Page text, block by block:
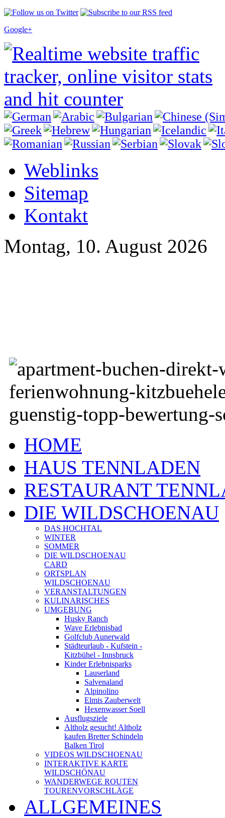
Google+
Weblinks
Sitemap
Kontakt
Montag, 10. August 2026
HOME
HAUS TENNLADEN
RESTAURANT
DIE WILDSCHOENAU
DAS HOCHTAL
WINTER
SOMMER
DIE WILDSCHOENAU
CARD
ORTSPLAN
WILDSCHOENAU
VERANSTALTUNGEN
KULINARISCHES
UMGEBUNG
Husky Ranch
Wave Erlebnisbad
Golfclub Aunerwald
Städteurlaub - Kufstein -
Kitzbühel - Innsbruck
Kinder Erlebnisparks
Lauserland
Salvenaland
Alpinolino
Elmis Zauberwelt
Hexenwasser Soell
Ausflugsziele
Altholz gesucht! Altholz
kaufen Bretter Schindeln
Balken Tirol
VIDEOS WILDSCHOENAU
INTERAKTIVE KARTE
WILDSCHÖNAU
WANDERWEGE ROUTEN
TOURENVORSCHLÄGE
ALLGEMEINES